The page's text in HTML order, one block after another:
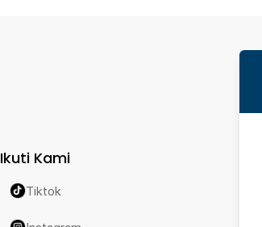
Ikuti Kami
Tiktok